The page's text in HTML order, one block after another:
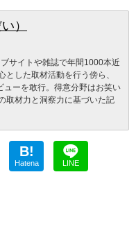
）
サイトや雑誌で年間1000本近
とした取材活動を行う傍ら、
ューを敢行。得意分野はお笑い
取材力と洞察力に基づいた記
B!
Hatena LINE